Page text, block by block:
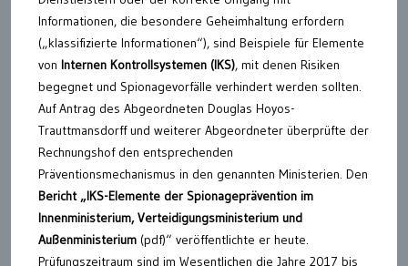
Informationen, die besondere Geheimhaltung erfordern
(„klassifizierte Informationen“), sind Beispiele für Elemente
von Internen Kontrollsystemen (IKS), mit denen Risiken
begegnet und Spionagevorfälle verhindert werden sollten.
Auf Antrag des Abgeordneten Douglas Hoyos-
Trauttmansdorff und weiterer Abgeordneter überprüfte der
Rechnungshof den entsprechenden
Präventionsmechanismus in den genannten Ministerien. Den
Bericht „IKS-Elemente der Spionageprävention im
Innenministerium, Verteidigungsministerium und
Außenministerium (pdf)“ veröffentlichte er heute.
Prüfungszeitraum sind im Wesentlichen die Jahre 2017 bis